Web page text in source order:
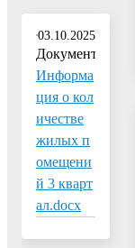
03.10.2025
Документ:
Информа
ция о кол
ичестве
жилых п
омещени
й 3 кварт
ал.docx